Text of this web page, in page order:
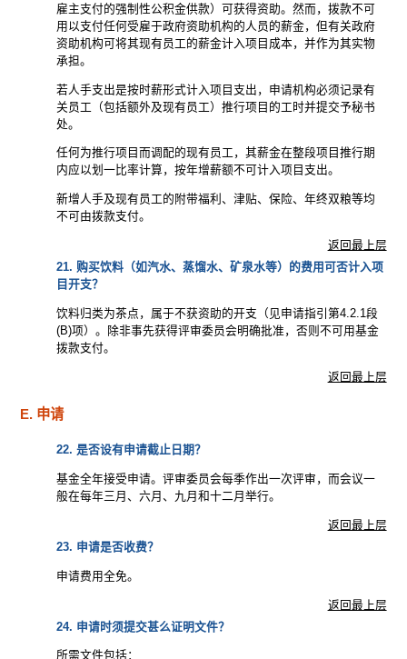
雇主支付的强制性公积金供款）可获得资助。然而，拨款不可
用以支付任何受雇于政府资助机构的人员的薪金，但有关政府
资助机构可将其现有员工的薪金计入项目成本，并作为其实物
承担。
若人手支出是按时薪形式计入项目支出，申请机构必须记录有
关员工（包括额外及现有员工）推行项目的工时并提交予秘书
处。
任何为推行项目而调配的现有员工，其薪金在整段项目推行期
内应以划一比率计算，按年增薪额不可计入项目支出。
新增人手及现有员工的附带福利、津贴、保险、年终双粮等均
不可由拨款支付。
返回最上层
21. 购买饮料（如汽水、蒸馏水、矿泉水等）的费用可否计入项
目开支？
饮料归类为茶点，属于不获资助的开支（见申请指引第4.2.1段
(B)项）。除非事先获得评审委员会明确批准，否则不可用基金
拨款支付。
返回最上层
E. 申请
22. 是否设有申请截止日期？
基金全年接受申请。评审委员会每季作出一次评审，而会议一
般在每年三月、六月、九月和十二月举行。
返回最上层
23. 申请是否收费？
申请费用全免。
返回最上层
24. 申请时须提交甚么证明文件？
所需文件包括：